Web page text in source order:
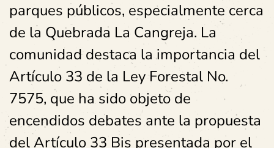
parques públicos, especialmente cerca
de la Quebrada La Cangreja. La
comunidad destaca la importancia del
Artículo 33 de la Ley Forestal No.
7575, que ha sido objeto de
encendidos debates ante la propuesta
del Artículo 33 Bis presentada por el